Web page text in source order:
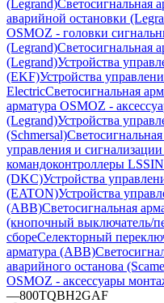
(Legrand)Светосигнальная
аварийной остановки
OSMOZ - головки
(Legrand)Светосигнальная
(Legrand)Устройства
(EKF)Устройства
ElectricСветосигнальная
арматура OSMOZ -
(Legrand)Устройства
(Schmersal)
управления и
командоконтроллеры
(DKC)Устройства
(EATON)Устройства
(ABB)Светосигнальная
(кнопочный выключатель/
сбореСелекторный
арматура (ABB)
аварийного останова
OSMOZ - аксессуары
—800TQBH2GAF